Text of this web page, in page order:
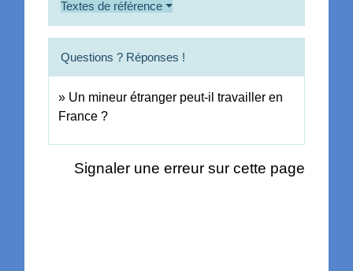
Textes de référence
Questions ? Réponses !
Un mineur étranger peut-il travailler en
France ?
Signaler une erreur sur cette page